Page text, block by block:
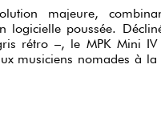
majeure,
Décliné en deux
rétro –, le MPK Mini IV